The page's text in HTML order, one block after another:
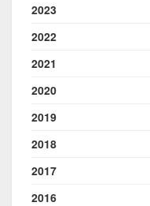
2023
2022
2021
2020
2019
2018
2017
2016